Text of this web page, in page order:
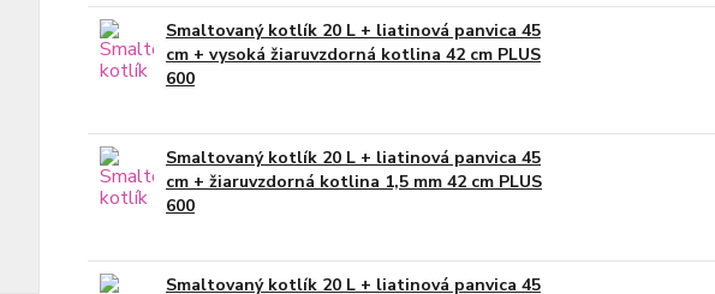
Smaltovaný kotlík 20 L + liatinová panvica 45
cm + vysoká žiaruvzdorná kotlina 42 cm PLUS
600
Smaltovaný kotlík 20 L + liatinová panvica 45
cm + žiaruvzdorná kotlina 1,5 mm 42 cm PLUS
600
Smaltovaný kotlík 20 L + liatinová panvica 45